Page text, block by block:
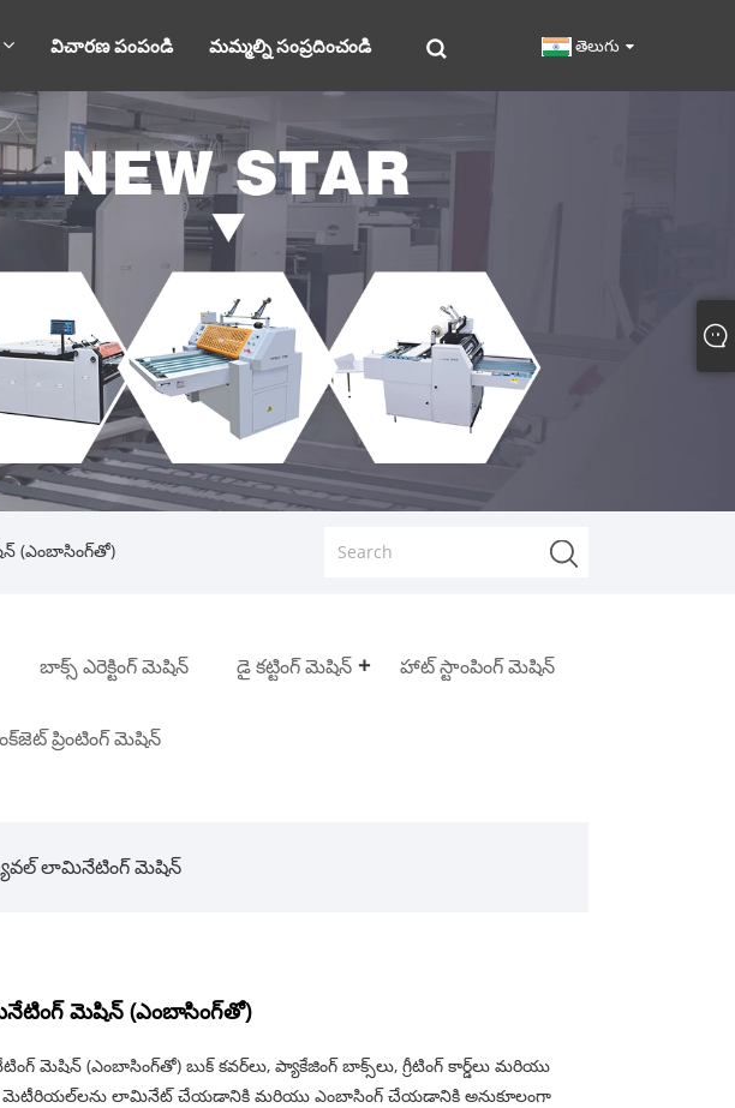
విచారణ పంపండి మమ్మల్ని సంప్రదించండి తెలుగు
(ఎంబాసింగ్‌తో)
బాక్స్ ఎరెక్టింగ్ మెషిన్ డై కట్టింగ్ మెషిన్ హాట్ స్టాంపింగ్ మెషిన్
ప్రింటింగ్ మెషిన్
లామినేటింగ్ మెషిన్
మెషిన్ (ఎంబాసింగ్‌తో)
(ఎంబాసింగ్‌తో) బుక్ కవర్‌లు, ప్యాకేజింగ్ బాక్స్‌లు, గ్రీటింగ్ కార్డ్‌లు మరియు
మెటీరియల్‌లను లామినేట్ చేయడానికి మరియు ఎంబాసింగ్ చేయడానికి అనుకూలంగా